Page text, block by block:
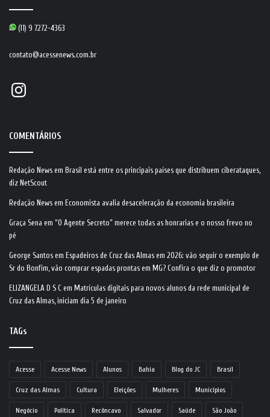
(11) 9 7272-4363
contato@acessenews.com.br
Instagram
COMENTÁRIOS
Redação News em Brasil está entre os principais países que distribuem ciberataques,
diz NetScout
Redação News em Economista avalia desaceleração da economia brasileira
Graça Sena em “O Agente Secreto” merece todas as honrarias e o nosso frevo no
pé
George Santos em Espadeiros de Cruz das Almas em 2026: vão seguir o exemplo de
Sr do Bonfim, vão comprar espadas prontas em MG? Confira o que diz o promotor
ELIZANGELA D S C em Matrículas digitais para novos alunos da rede municipal de
Cruz das Almas, iniciam dia 5 de janeiro
TAGs
Acesse Acesse News Alunos Bahia Blog do JC Brasil
Cruz das Almas Cultura Eleições Mulheres Municípios
Negócio Política Recôncavo Salvador Saúde São João